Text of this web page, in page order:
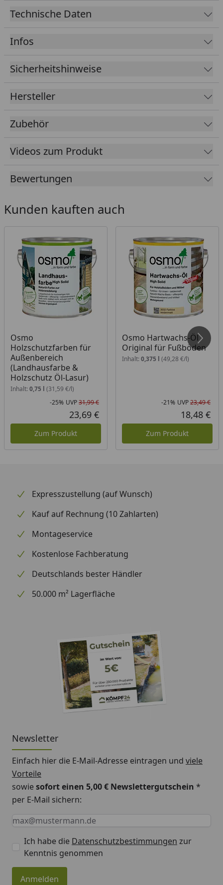
Wasserabweisend
Dringt besonders tief ein
Schützt für Abrieb, Schmutz und Feuchtigkeit
Holzgerecht und atmungsaktiv
Da das Klarwachs auf Öl-Basis hergestellt ist, kann
werden.
0,75 l ausreichend für ca. 18 m²
2,5 l ausreichend für ca. 60 m²
25 l ausreichend für ca. 600 m²
Unbedenklich für Mensch, Tier und Pflanze
Technische Daten
Infos
Sicherheitshinweise
Hersteller
Zubehör
Videos zum Produkt
Bewertungen
Kunden kauften auch
Osmo
Holzschutzfarben für
Außenbereich
(Landhausfarbe &
Holzschutz Öl-Lasur)
Inhalt: 0,75 l (31,59 €/l)
Rabatt in Prozent
-25%
Ursprünglicher Preis
UVP31,99 €
Aktueller Preis
23,69 €
Zum Produkt
Osmo Hartwachs-Öl
Original für Fußböden
Inhalt: 0,375 l (49,28 €/l)
-21% UVP23,49 €
18,48 €
Zum Produkt
Expresszustellung (auf Wunsch)
Kauf auf Rechnung (10 Zahlarten)
Montageservice
Kostenlose Fachberatung
Deutschlands bester Händler
50.000 m² Lagerfläche
Newsletter
Einfach hier die E-Mail-Adresse eintragen und viele
Vorteile
sowiesofort einen 5,00 € Newslettergutschein *
per E-Mail sichern:
Keine Eingabe erforderlich
Eingabe erforderlich
E-Mail *
Ich habe die Datenschutzbestimmungen zur
Kenntnis genommen
Anmelden